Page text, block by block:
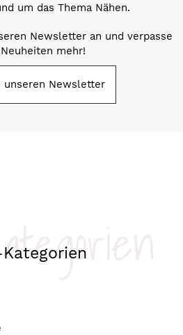
um das Thema Nähen.
Newsletter an und verpasse
mehr!
unseren Newsletter